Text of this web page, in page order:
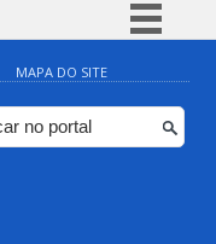
Simplifique!
Comunica BR
Participe
MAPA DO SITE